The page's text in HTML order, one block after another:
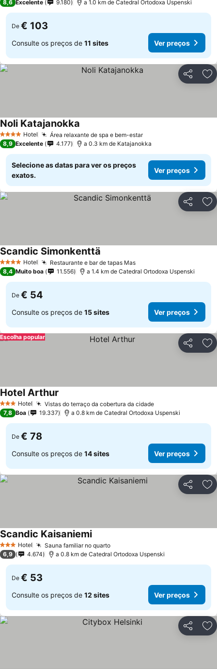
8,6 Excelente 9.180 a 1.0 km de Catedral Ortodoxa Uspenski
De € 103
Consulte os preços de 11 sites Ver preços
Partilhar
4 EstrelasHotel Área relaxante de spa e bem-estarVer preços
Noli Katajanokka
8,9 Excelente 4.177 a 0.3 km de Katajanokka
Selecione as datas para ver os preços
exatos.
Ver preços
Partilhar
4 EstrelasHotel Restaurante e bar de tapas MasVer preços
Scandic Simonkenttä
8,4 Muito boa 11.556 a 1.4 km de Catedral Ortodoxa Uspenski
De € 54
Consulte os preços de 15 sites Ver preços
Partilhar
Escolha popular
3 EstrelasHotel Vistas do terraço da cobertura da cidadeVer preços
Hotel Arthur
7,8 Boa 19.337 a 0.8 km de Catedral Ortodoxa Uspenski
De € 78
Consulte os preços de 14 sites Ver preços
Partilhar
3 EstrelasHotel Sauna familiar no quartoVer preços
Scandic KaisaniemiVer preços
6,9 4.674 a 0.8 km de Catedral Ortodoxa Uspenski
De € 53
Consulte os preços de 12 sites Ver preços
Partilhar